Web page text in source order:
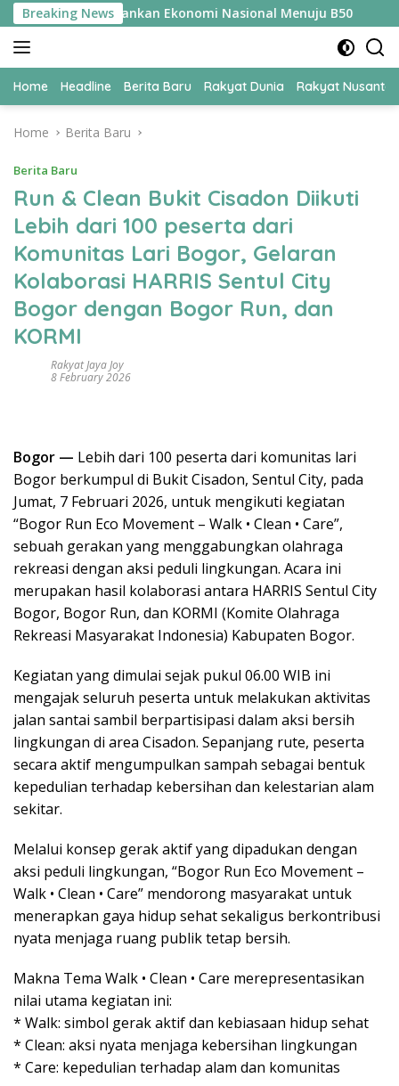
Skip
to
content
Breaking News
Kunci Amankan Ekonomi Nasional Menuju B50
Home Headline Berita Baru Rakyat Dunia Rakyat
Home Berita Baru
Berita Baru
Run & Clean Bukit Cisadon Diikuti
Lebih dari 100 peserta dari
Komunitas Lari Bogor, Gelaran
Kolaborasi HARRIS Sentul City
Bogor dengan Bogor Run, dan
KORMI
Rakyat Jaya Joy
8 February 2026
Bogor — Lebih dari 100 peserta dari komunitas lari
Bogor berkumpul di Bukit Cisadon, Sentul City, pada
Jumat, 7 Februari 2026, untuk mengikuti kegiatan
“Bogor Run Eco Movement – Walk • Clean • Care”,
sebuah gerakan yang menggabungkan olahraga
rekreasi dengan aksi peduli lingkungan. Acara ini
merupakan hasil kolaborasi antara HARRIS Sentul City
Bogor, Bogor Run, dan KORMI (Komite Olahraga
Rekreasi Masyarakat Indonesia) Kabupaten Bogor.
Kegiatan yang dimulai sejak pukul 06.00 WIB ini
mengajak seluruh peserta untuk melakukan aktivitas
jalan santai sambil berpartisipasi dalam aksi bersih
lingkungan di area Cisadon. Sepanjang rute, peserta
secara aktif mengumpulkan sampah sebagai bentuk
kepedulian terhadap kebersihan dan kelestarian alam
sekitar.
Melalui konsep gerak aktif yang dipadukan dengan
aksi peduli lingkungan, “Bogor Run Eco Movement –
Walk • Clean • Care” mendorong masyarakat untuk
menerapkan gaya hidup sehat sekaligus berkontribusi
nyata menjaga ruang publik tetap bersih.
Makna Tema Walk • Clean • Care merepresentasikan
nilai utama kegiatan ini:
* Walk: simbol gerak aktif dan kebiasaan hidup sehat
* Clean: aksi nyata menjaga kebersihan lingkungan
* Care: kepedulian terhadap alam dan komunitas